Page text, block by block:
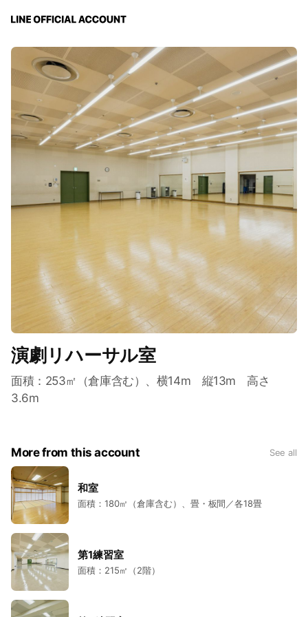
演劇リハーサル室
面積：253㎡（倉庫含む）、横14m 縦13m 高さ
3.6m
More from this account See all
和室
面積：180㎡（倉庫含む）、畳・板間／各18畳
第1練習室
面積：215㎡（2階）